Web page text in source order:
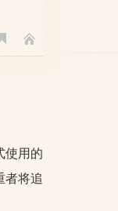
使用的
者将追